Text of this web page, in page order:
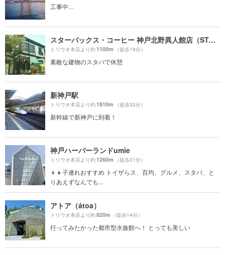
工事中…
スターバックス・コーヒー 神戸北野異人館店（STARBUCKS COFFEE）
トリウオ本店より約1100m （徒歩19分）
素敵な建物のスタバで休憩
新神戸駅
トリウオ本店より約1910m （徒歩32分）
新幹線で新神戸に到着！
神戸ハーバーランドumie
トリウオ本店より約1260m （徒歩21分）
👦👧子連れおすすめ トイザらス、百均、グルメ、スタバ、と
りあえずなんでも...
アトア（átoa）
トリウオ本店より約820m （徒歩14分）
行ってみたかった都市型水族館へ！ とっても美しい